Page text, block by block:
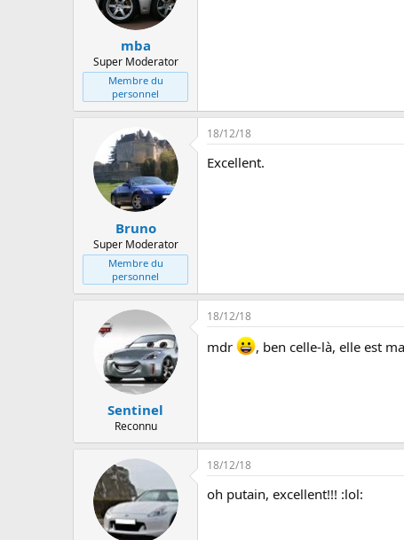
mba
Super Moderator
Membre du
personnel
Bruno
Super Moderator
Membre du
personnel
18/12/18
Excellent.
Sentinel
Reconnu
18/12/18
mdr , ben celle-là, elle est
18/12/18
oh putain, excellent!!! :lol: